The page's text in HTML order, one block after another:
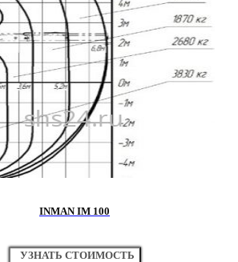
INMAN IM 100
УЗНАТЬ СТОИМОСТЬ